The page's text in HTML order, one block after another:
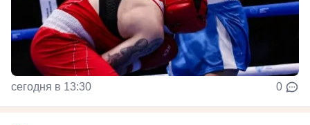
сегодня в 13:30 0